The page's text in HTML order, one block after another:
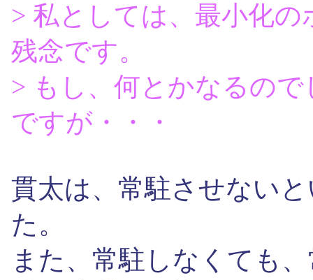
> 私としては、最小化
残念です。
> もし、何とかなるの
ですが・・・
貫太は、常駐させない
た。
また、常駐しなくても